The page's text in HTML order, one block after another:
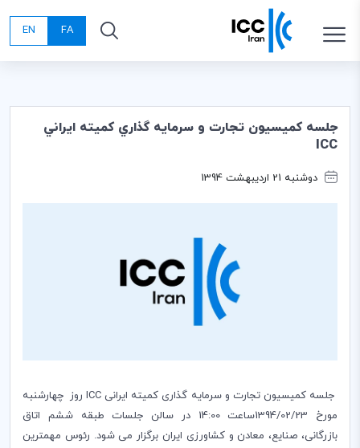
FA
EN
جلسه كميسيون تجارت و سرمايه گذاري كميته ايراني
ICC
دوشنبه 21 اردیبهشت 1394
جلسه کمیسیون تجارت و سرمایه گذاری کمیته ایرانی ICCروز چهارشنبه
مورخ 1394/02/23ساعت 14:00 در سالن جلسات طبقه ششم اتاق
بازرگانی، صنایع، معادن و کشاورزی ایران برگزار می شود. رئوس مهمترین